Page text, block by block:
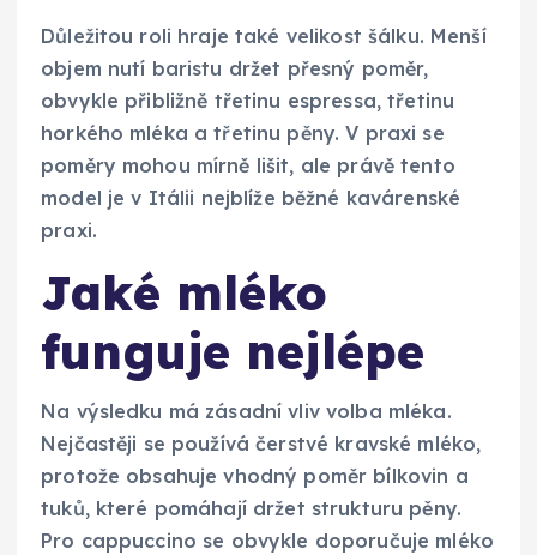
Důležitou roli hraje také velikost šálku. Menší
objem nutí baristu držet přesný poměr,
obvykle přibližně třetinu espressa, třetinu
horkého mléka a třetinu pěny. V praxi se
poměry mohou mírně lišit, ale právě tento
model je v Itálii nejblíže běžné kavárenské
praxi.
Jaké mléko
funguje nejlépe
Na výsledku má zásadní vliv volba mléka.
Nejčastěji se používá čerstvé kravské mléko,
protože obsahuje vhodný poměr bílkovin a
tuků, které pomáhají držet strukturu pěny.
Pro cappuccino se obvykle doporučuje mléko